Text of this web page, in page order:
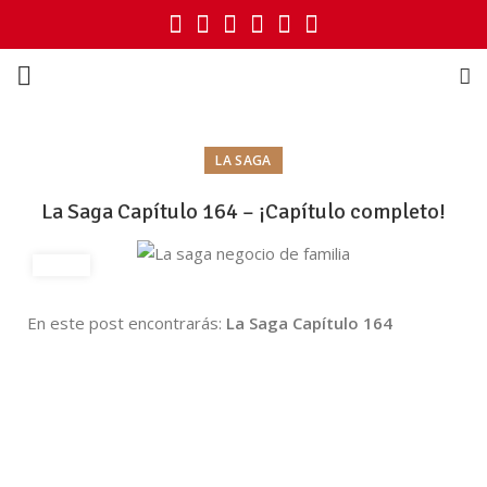
LA SAGA
La Saga Capítulo 164 – ¡Capítulo completo!
En este post encontrarás: La Saga Capítulo 164